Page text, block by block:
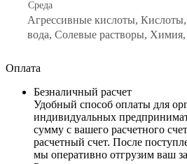
Среда
Агрессивные кислоты,
вода, Солевые растворы,
Оплата
Безналичный расчет
Удобный способ оплаты для
индивидуальных
сумму с вашего расчетного
расчетный счет. После
мы оперативно отгрузим ваш